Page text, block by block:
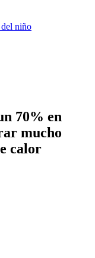
niño
70% en
mucho
calor